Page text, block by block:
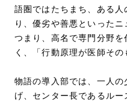
語圏ではたちまち、ある
り、優劣や善悪といったニ
つまり、高名で専門分野
く、「行動原理が医師その
物語の導入部では、一人
げ、センター長であるルー